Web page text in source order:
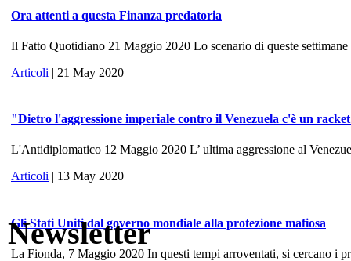
Ora attenti a questa Finanza predatoria
Il Fatto Quotidiano 21 Maggio 2020 Lo scenario di queste
Articoli | 21 May 2020
"Dietro l'aggressione imperiale contro il Venezuela c'è un
L'Antidiplomatico 12 Maggio 2020 L’ ultima aggressione al
Articoli | 13 May 2020
Gli Stati Uniti dal governo mondiale alla protezione mafiosa
La Fionda, 7 Maggio 2020 In questi tempi arroventati, si cercano i
Newsletter